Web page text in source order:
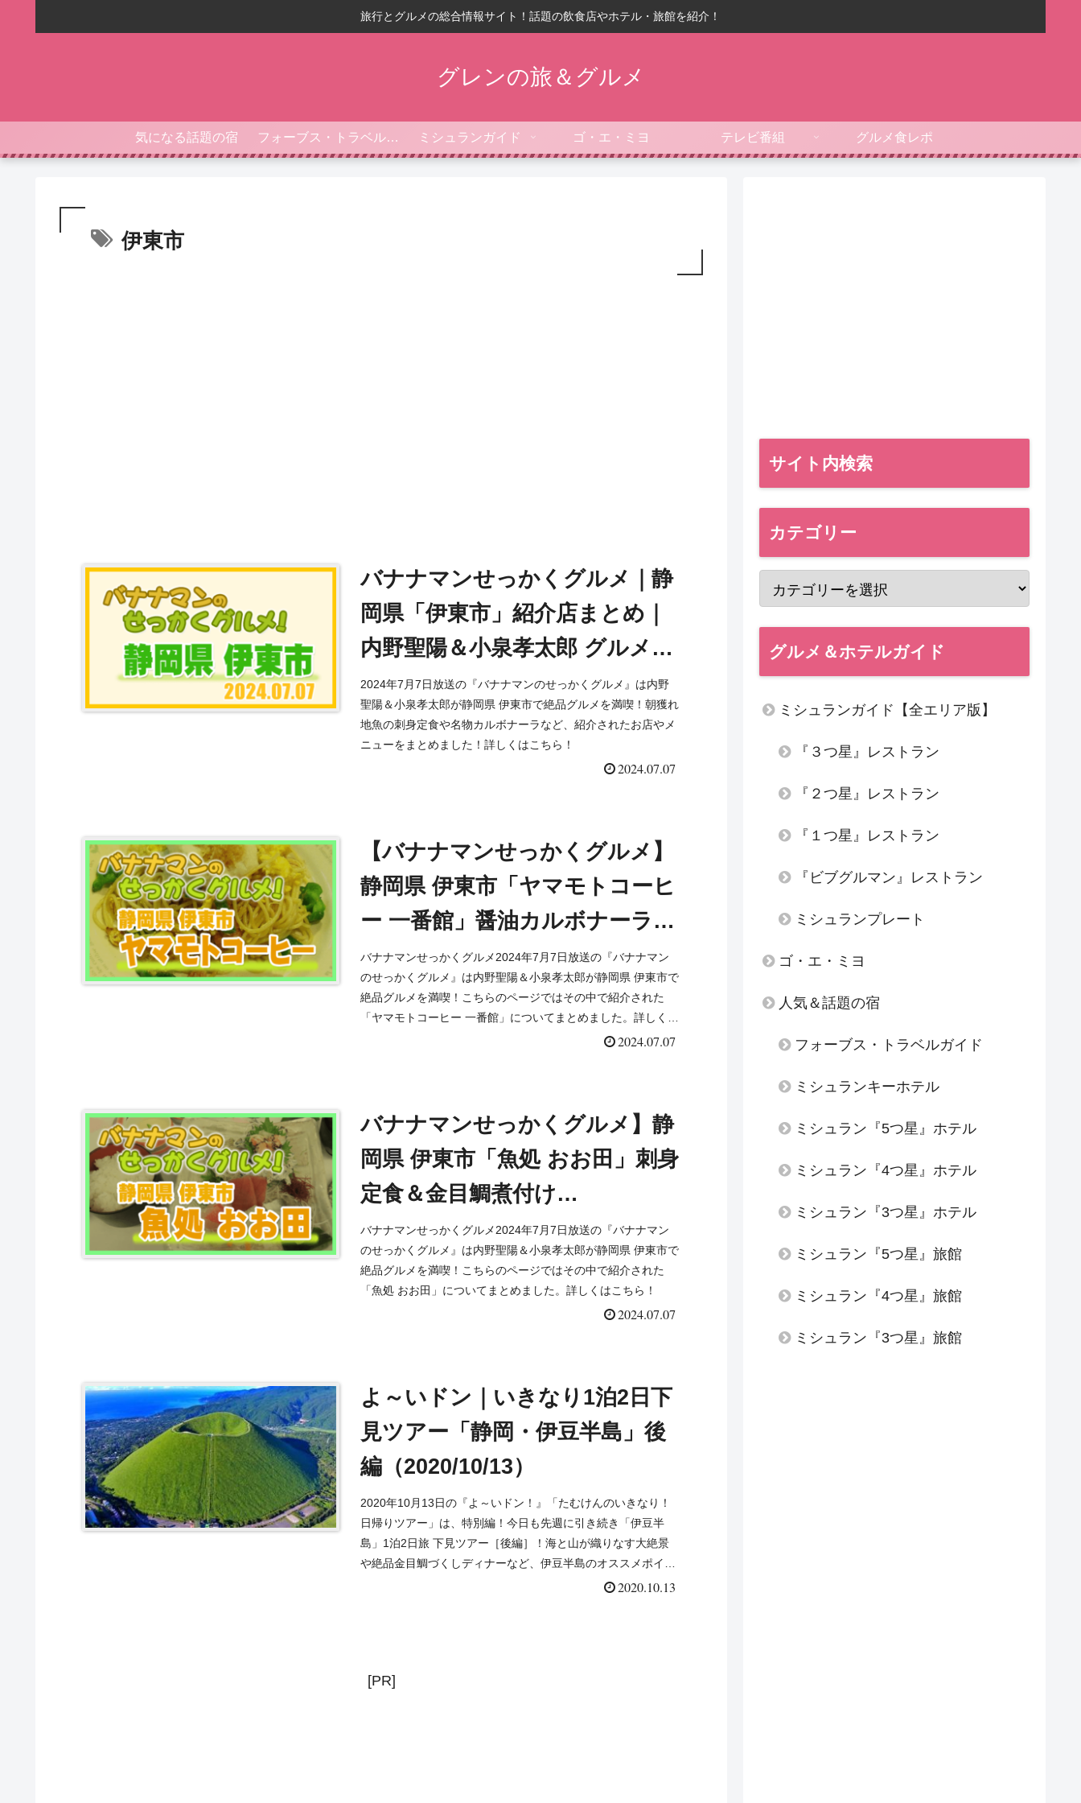
旅行とグルメの総合情報サイト！話題の飲食店やホテル・旅館を紹介！
グレンの旅＆グルメ
気になる話題の宿 フォーブス・トラベルガイド ミシュランガイド ゴ・エ・ミヨ テレビ番組 グルメ食レポ
伊東市
バナナマンせっかくグルメ｜静
岡県「伊東市」紹介店まとめ｜
内野聖陽＆小泉孝太郎 グルメ探
し（2024/7/7）
2024年7月7日放送の『バナナマンのせっかくグルメ』は内野
聖陽＆小泉孝太郎が静岡県 伊東市で絶品グルメを満喫！朝獲れ
地魚の刺身定食や名物カルボナーラなど、紹介されたお店やメ
ニューをまとめました！詳しくはこちら！
2024.07.07
【バナナマンせっかくグルメ】
静岡県 伊東市「ヤマモトコーヒ
ー 一番館」醤油カルボナーラ
（2024/7/7）
バナナマンせっかくグルメ2024年7月7日放送の『バナナマン
のせっかくグルメ』は内野聖陽＆小泉孝太郎が静岡県 伊東市で
絶品グルメを満喫！こちらのページではその中で紹介された
「ヤマモトコーヒー 一番館」についてまとめました。詳しくは
2024.07.07
バナナマンせっかくグルメ】静
岡県 伊東市「魚処 おお田」刺身
定食＆金目鯛煮付け
（2024/7/7）
バナナマンせっかくグルメ2024年7月7日放送の『バナナマン
のせっかくグルメ』は内野聖陽＆小泉孝太郎が静岡県 伊東市で
絶品グルメを満喫！こちらのページではその中で紹介された
「魚処 おお田」についてまとめました。詳しくはこちら！
2024.07.07
よ～いドン｜いきなり1泊2日下
見ツアー「静岡・伊豆半島」後
編（2020/10/13）
2020年10月13日の『よ～いドン！』「たむけんのいきなり！
日帰りツアー」は、特別編！今日も先週に引き続き「伊豆半
島」1泊2日旅 下見ツアー［後編］！海と山が織りなす大絶景
や絶品金目鯛づくしディナーなど、伊豆半島のオススメポイン
トを紹介します。取り上げられたスポットはこちら！2020.10.13
[PR]
サイト内検索
カテゴリー
グルメ＆ホテルガイド
ミシュランガイド【全エリア版】
『３つ星』レストラン
『２つ星』レストラン
『１つ星』レストラン
『ビブグルマン』レストラン
ミシュランプレート
ゴ・エ・ミヨ
人気＆話題の宿
フォーブス・トラベルガイド
ミシュランキーホテル
ミシュラン『5つ星』ホテル
ミシュラン『4つ星』ホテル
ミシュラン『3つ星』ホテル
ミシュラン『5つ星』旅館
ミシュラン『4つ星』旅館
ミシュラン『3つ星』旅館